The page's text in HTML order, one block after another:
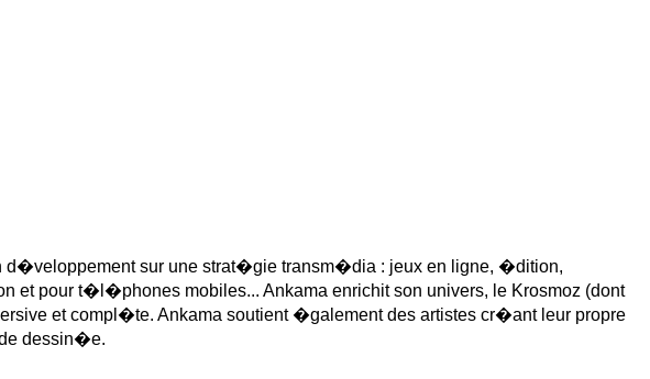
sur une strat�gie transm�dia : jeux en ligne, �dition,
pour t�l�phones mobiles... Ankama enrichit son univers, le Krosmoz (dont
et compl�te. Ankama soutient �galement des artistes cr�ant leur propre
dessin�e.